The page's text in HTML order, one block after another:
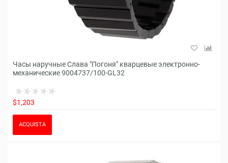
Часы наручные Слава "Погоня" кварцевые электронно-
механические 9004737/100-GL32
$1,203
ACQUISTA